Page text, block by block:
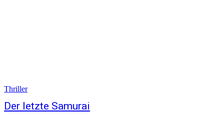
Thriller
Der letzte Samurai